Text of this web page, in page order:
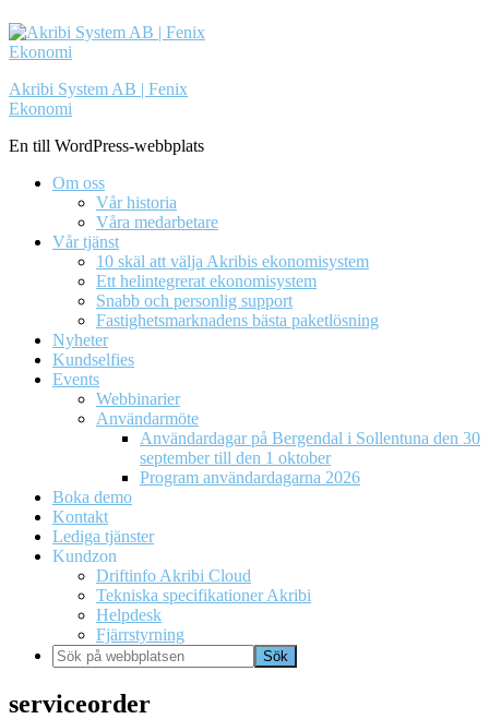
Akribi System AB | Fenix
Ekonomi
En till WordPress-webbplats
Om oss
Vår historia
Våra medarbetare
Vår tjänst
10 skäl att välja Akribis ekonomisystem
Ett helintegrerat ekonomisystem
Snabb och personlig support
Fastighetsmarknadens bästa paketlösning
Nyheter
Kundselfies
Events
Webbinarier
Användarmöte
Användardagar på Bergendal i Sollentuna den 30
september till den 1 oktober
Program användardagarna 2026
Boka demo
Kontakt
Lediga tjänster
Kundzon
Driftinfo Akribi Cloud
Tekniska specifikationer Akribi
Helpdesk
Fjärrstyrning
Sök
på
webbplatsen
serviceorder